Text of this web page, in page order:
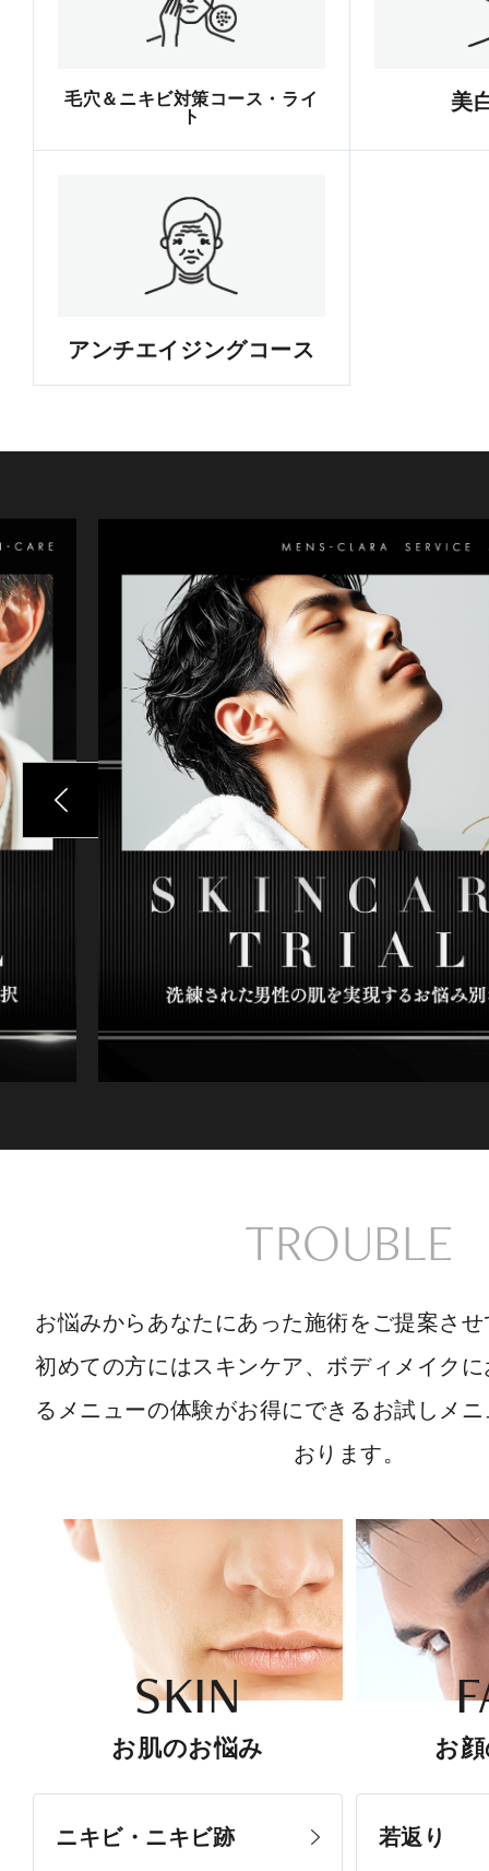
毛穴＆ニキビ対策コース・ライ
ト
美
アンチエイジングコース
TROUBLE
お悩みからあなたにあった施術をご提案さ
初めての方にはスキンケア、ボディメイク
るメニューの体験がお得にできるお試しメ
おります。
SKIN
お肌のお悩み
ニキビ・ニキビ跡
お
若返り